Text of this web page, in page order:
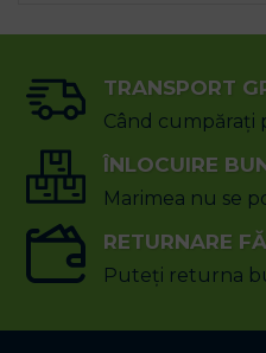
TRANSPORT
Când cumpărați
ÎNLOCUIRE
Marimea nu se
RETURNARE
Puteți returna